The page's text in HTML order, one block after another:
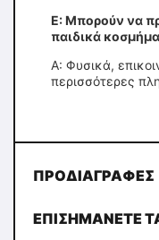
Ε: Μπορούν να
παιδικά
Α: Φυσικά,
περισσότερες
ΠΡΟΔΙΑΓΡΑΦΈΣ
ΕΠΙΣΗΜΆΝΕΤΕ